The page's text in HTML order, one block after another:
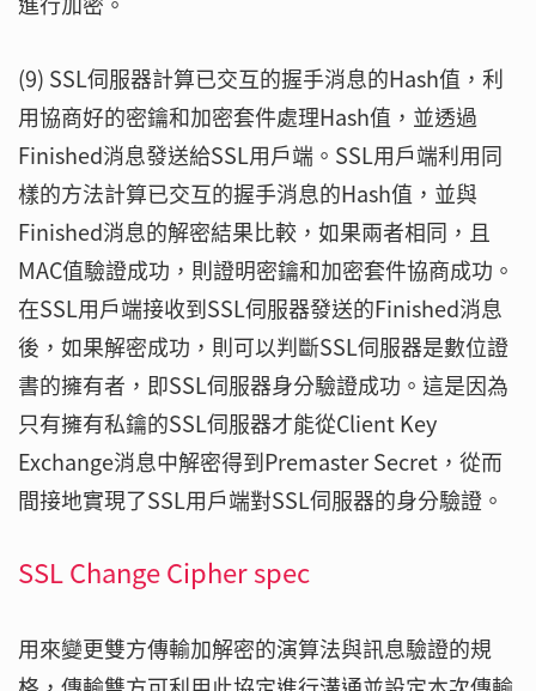
(9) SSL伺服器計算已交互的握手消息的Hash值，利
用協商好的密鑰和加密套件處理Hash值，並透過
Finished消息發送給SSL用戶端。SSL用戶端利用同
樣的方法計算已交互的握手消息的Hash值，並與
Finished消息的解密結果比較，如果兩者相同，且
MAC值驗證成功，則證明密鑰和加密套件協商成功。
在SSL用戶端接收到SSL伺服器發送的Finished消息
後，如果解密成功，則可以判斷SSL伺服器是數位證
書的擁有者，即SSL伺服器身分驗證成功。這是因為
只有擁有私鑰的SSL伺服器才能從Client Key
Exchange消息中解密得到Premaster Secret，從而
間接地實現了SSL用戶端對SSL伺服器的身分驗證。
SSL Change Cipher spec
用來變更雙方傳輸加解密的演算法與訊息驗證的規